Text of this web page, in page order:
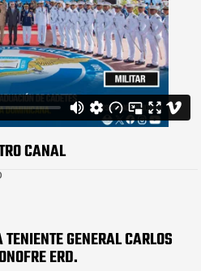
CANAL
GENERAL CARLOS
ERD.